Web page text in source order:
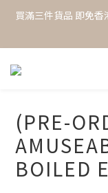
買滿三件貨品 即免
(PRE-
BOILED